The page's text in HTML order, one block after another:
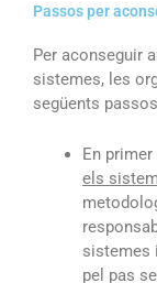
Passos per
Per aconseguir
sistemes, les
següents
En primer
els
sistemes
pel pas